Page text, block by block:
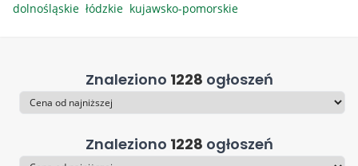
dolnośląskie łódzkie kujawsko-pomorskie
Znaleziono 1228 ogłoszeń
Sortowanie
Znaleziono 1228 ogłoszeń